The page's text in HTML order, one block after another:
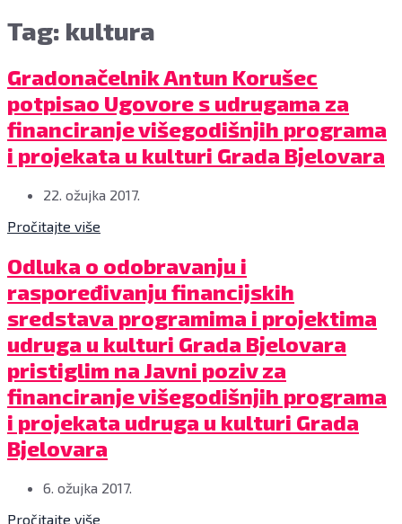
Tag: kultura
Gradonačelnik Antun Korušec
potpisao Ugovore s udrugama za
financiranje višegodišnjih programa
i projekata u kulturi Grada Bjelovara
22. ožujka 2017.
Pročitajte više
Odluka o odobravanju i
raspoređivanju financijskih
sredstava programima i projektima
udruga u kulturi Grada Bjelovara
pristiglim na Javni poziv za
financiranje višegodišnjih programa
i projekata udruga u kulturi Grada
Bjelovara
6. ožujka 2017.
Pročitajte više